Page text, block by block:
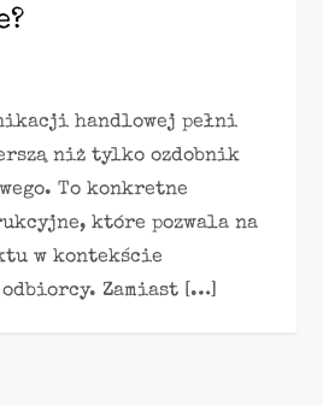
handlowej pełni
niż tylko ozdobnik
To konkretne
które pozwala na
w kontekście
odbiorcy. Zamiast […]